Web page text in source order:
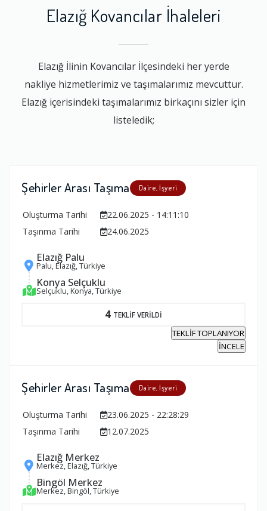
Elazığ Kovancılar İhaleleri
Elazığ İlinin Kovancılar İlçesindeki her yerde
nakliye hizmetlerimiz ve taşımalarımız mevcuttur.
Elazığ içerisindeki taşımalarımız birkaçını sizler için
listeledik;
Şehirler Arası Taşıma Daire, İşyeri
Oluşturma Tarihi
22.06.2025 - 14:11:10
Taşınma Tarihi
24.06.2025
Elazığ Palu
Palu, Elazığ, Türkiye
Konya Selçuklu
Selçuklu, Konya, Türkiye
4 TEKLİF VERİLDİ
TEKLİF TOPLANIYOR
İNCELE
Şehirler Arası Taşıma Daire, İşyeri
Oluşturma Tarihi
23.06.2025 - 22:28:29
Taşınma Tarihi
12.07.2025
Elazığ Merkez
Merkez, Elazığ, Türkiye
Bingöl Merkez
Merkez, Bingöl, Türkiye